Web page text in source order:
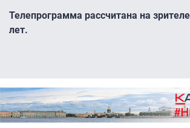
Телепрограмма рассчитана на
лет.